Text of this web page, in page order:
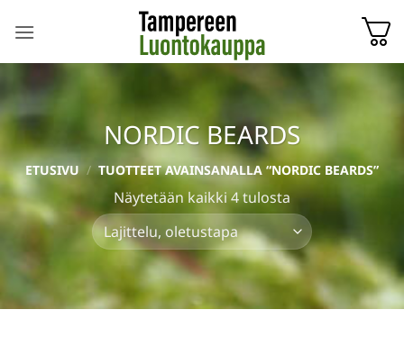
NORDIC BEARDS
ETUSIVU / TUOTTEET AVAINSANALLA “NORDIC BEARDS”
Näytetään kaikki 4 tulosta